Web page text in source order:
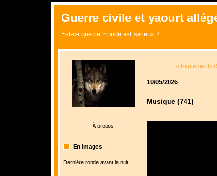
Guerre civile et yaourt
Est-ce que ce monde est sérieux ?
À propos
En images
Dernière ronde avant la nuit
« Pépiements
10/05/2026
Musique (741)